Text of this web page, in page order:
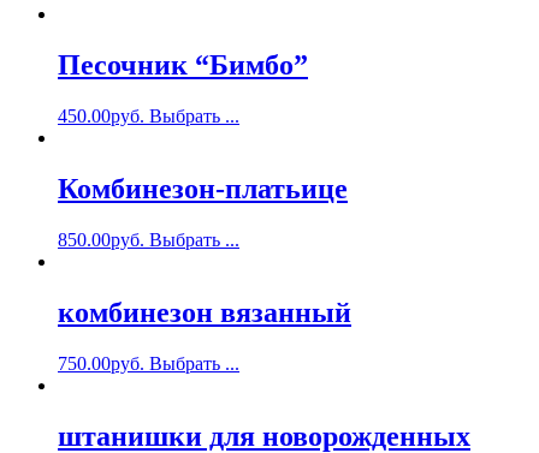
Песочник “Бимбо”
450.00руб. Выбрать ...
Комбинезон-платьице
850.00руб. Выбрать ...
комбинезон вязанный
750.00руб. Выбрать ...
штанишки для новорожденных